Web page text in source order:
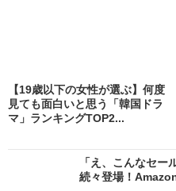
【19歳以下の女性が選ぶ】何度
見ても面白いと思う「韓国ドラ
マ」ランキングTOP2...
「え、こんなセ
続々登場！